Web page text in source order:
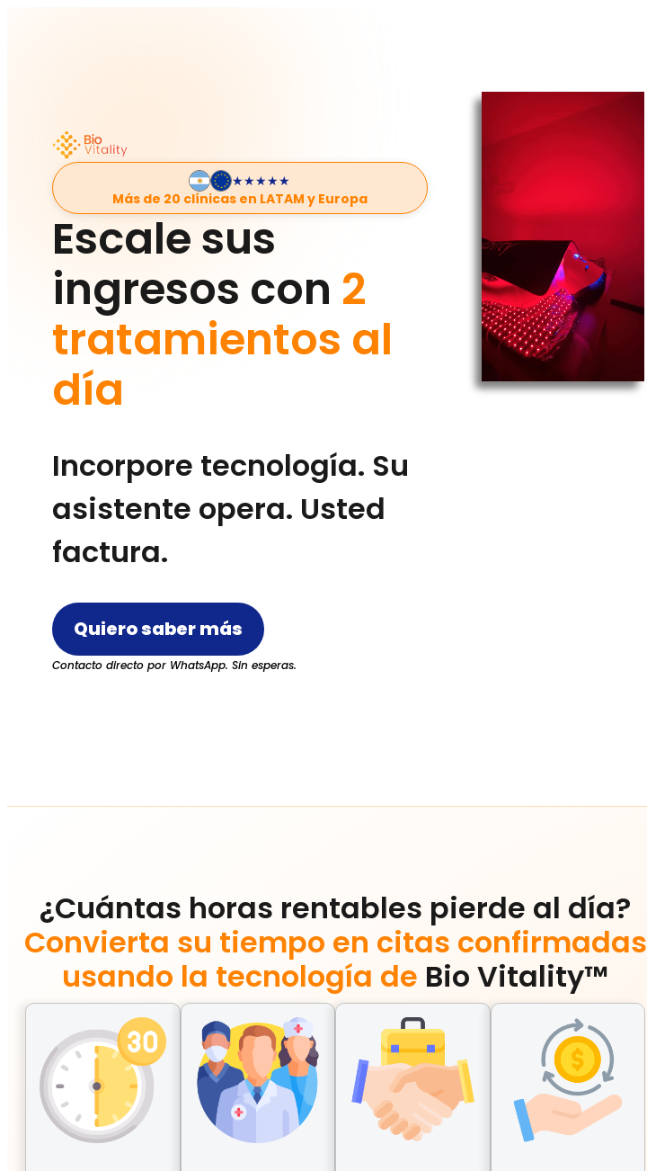
★★★★★
Más de 20 clínicas en LATAM y Europa
Escale sus
ingresos con 2
tratamientos al
día
Incorpore tecnología. Su
asistente opera. Usted
factura.
Quiero saber más
Contacto directo por WhatsApp. Sin esperas.
¿Cuántas horas rentables pierde al día?
Convierta su tiempo en citas confirmadas
usando la tecnología de Bio Vitality™